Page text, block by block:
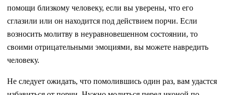
помощи близкому человеку, если вы уверены, что его
сглазили или он находится под действием порчи. Если
возносить молитву в неуравновешенном состоянии, то
своими отрицательными эмоциями, вы можете навредить
человеку.
Не следует ожидать, что помолившись один раз, вам удастся